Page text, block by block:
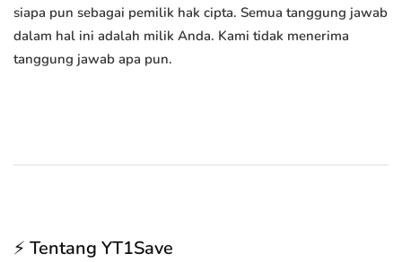
siapa pun sebagai pemilik hak cipta. Semua tanggung jawab
dalam hal ini adalah milik Anda. Kami tidak menerima
tanggung jawab apa pun.
⚡ Tentang YT1Save